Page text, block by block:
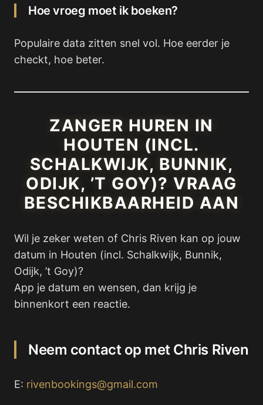
Hoe vroeg moet ik boeken?
Populaire data zitten snel vol. Hoe eerder je
checkt, hoe beter.
ZANGER HUREN IN
HOUTEN (INCL.
SCHALKWIJK, BUNNIK,
ODIJK, ’T GOY)? VRAAG
BESCHIKBAARHEID AAN
Wil je zeker weten of Chris Riven kan op jouw
datum in Houten (incl. Schalkwijk, Bunnik,
Odijk, ’t Goy)?
App je datum en wensen, dan krijg je
binnenkort een reactie.
Neem contact op met Chris Riven
E: rivenbookings@gmail.com